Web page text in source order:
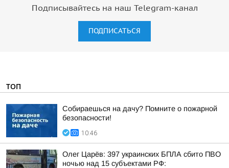
Подписывайтесь на наш Telegram-канал
ПОДПИСАТЬСЯ
ТОП
Собираешься на дачу? Помните о пожарной
безопасности!
10:46
Олег Царёв: 397 украинских БПЛА сбито ПВО
ночью над 15 субъектами РФ: